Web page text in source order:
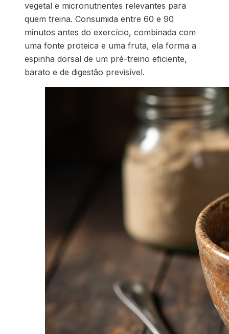
vegetal e micronutrientes relevantes para
quem treina. Consumida entre 60 e 90
minutos antes do exercício, combinada com
uma fonte proteica e uma fruta, ela forma a
espinha dorsal de um pré-treino eficiente,
barato e de digestão previsível.